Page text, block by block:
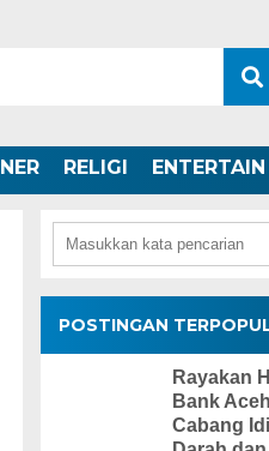
RELIGI ENTERTAIN
POSTINGAN
Rayakan
Bank
Cabang